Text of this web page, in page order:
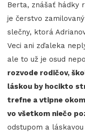
Berta, znášať hádky
je čerstvo
slečny, ktorá
Veci ani zďaleka
ale to už je osud
rozvode rodičov,
láskou by hocikto
trefne a vtipne
vo všetkom niečo
odstupom a